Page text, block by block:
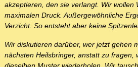
akzeptieren, den sie verlangt. Wir wollen
maximalen Druck. Außergewöhnliche
Verzicht. So entsteht aber keine
Wir diskutieren darüber, wer jetzt gehen
nächsten Heilsbringer, anstatt zu fragen,